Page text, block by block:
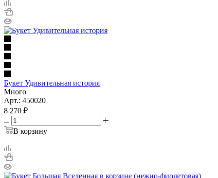
Букет Удивительная история
Много
Арт.: 450020
8 270 ₽
В корзину